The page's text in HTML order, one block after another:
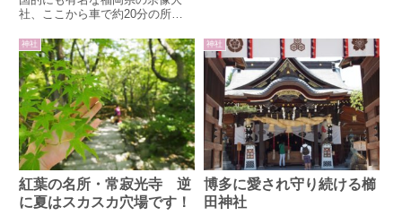
社、ここから車で約20分の所に
社の一つです摂社とはその神社に
所縁深く所管されている神社のこ
とつまり織幡神社は宗像大社と深
いゆかりがあり、宗像大社の管轄
の一つなのですね行きがいのある
神社なので掘り下げていきましょ
う&n
神社
紅葉の名所・常寂光寺 逆
に夏はスカスカ穴場です！
神社
博多に愛され守り続ける櫛
田神社